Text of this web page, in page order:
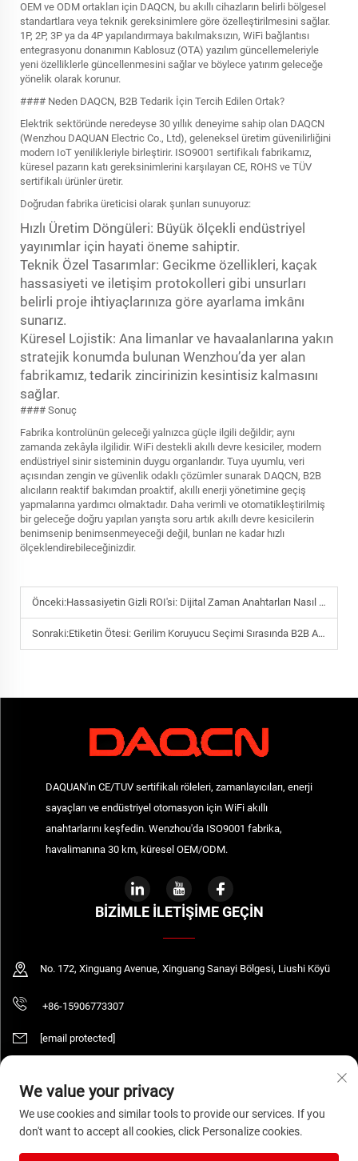
OEM ve ODM ortakları için DAQCN, bu akıllı cihazların belirli bölgesel
standartlara veya teknik gereksinimlere göre özelleştirilmesini sağlar.
1P, 2P, 3P ya da 4P yapılandırmaya bakılmaksızın, WiFi bağlantısı
entegrasyonu donanımın Kablosuz (OTA) yazılım güncellemeleriyle
yeni özelliklerle güncellenmesini sağlar ve böylece yatırım geleceğe
yönelik olarak korunur.
#### Neden DAQCN, B2B Tedarik İçin Tercih Edilen Ortak?
Elektrik sektöründe neredeyse 30 yıllık deneyime sahip olan DAQCN
(Wenzhou DAQUAN Electric Co., Ltd), geleneksel üretim güvenilirliğini
modern IoT yenilikleriyle birleştirir. ISO9001 sertifikalı fabrikamız,
küresel pazarın katı gereksinimlerini karşılayan CE, ROHS ve TÜV
sertifikalı ürünler üretir.
Doğrudan fabrika üreticisi olarak şunları sunuyoruz:
Hızlı Üretim Döngüleri: Büyük ölçekli endüstriyel
yayınımlar için hayati öneme sahiptir.
Teknik Özel Tasarımlar: Gecikme özellikleri, kaçak
hassasiyeti ve iletişim protokolleri gibi unsurları
belirli proje ihtiyaçlarınıza göre ayarlama imkânı
sunarız.
Küresel Lojistik: Ana limanlar ve havaalanlarına yakın
stratejik konumda bulunan Wenzhou’da yer alan
fabrikamız, tedarik zincirinizin kesintisiz kalmasını
sağlar.
#### Sonuç
Fabrika kontrolünün geleceği yalnızca güçle ilgili değildir; aynı
zamanda zekâyla ilgilidir. WiFi destekli akıllı devre kesiciler, modern
endüstriyel sinir sisteminin duygu organlarıdır. Tuya uyumlu, veri
açısından zengin ve güvenlik odaklı çözümler sunarak DAQCN, B2B
alıcıların reaktif bakımdan proaktif, akıllı enerji yönetimine geçiş
yapmalarına yardımcı olmaktadır. Daha verimli ve otomatikleştirilmiş
bir geleceğe doğru yapılan yarışta soru artık akıllı devre kesicilerin
benimsenip benimsenmeyeceği değil, bunları ne kadar hızlı
ölçeklendirebileceğinizdir.
Önceki:Hassasiyetin Gizli ROI'si: Dijital Zaman Anahtarları Nasıl Sanayi Tesislerinde Enerji Tüketimini Optimize Eder?
Sonraki:Etiketin Ötesi: Gerilim Koruyucu Seçimi Sırasında B2B Alıcıların Sıkça Gözden Kaçırdığı 5 Teknik Özellik
DAQUAN'ın CE/TUV sertifikalı röleleri, zamanlayıcıları, enerji
sayaçları ve endüstriyel otomasyon için WiFi akıllı
anahtarlarını keşfedin. Wenzhou'da ISO9001 fabrika,
havalimanına 30 km, küresel OEM/ODM.
BIZIMLE İLETIŞIME GEÇIN
No. 172, Xinguang Avenue, Xinguang Sanayi Bölgesi, Liushi Köyü
+86-15906773307
[email protected]
Telif Hakkı © 2026 WENZHOU DAQUAN ELECTRIC CO.,LTD Tüm hakları saklıdır.
Gizlilik Politikası
We value your privacy
We use cookies and similar tools to provide our services. If you
don't want to accept all cookies, click Personalize cookies.